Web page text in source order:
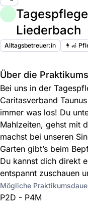
Liederbach
Alltagsbetreuer:in 👩‍🦽
Über die
Bei uns in der
Caritasverband
immer was los! Du
Mahlzeiten, gehst mit
machst bei unseren
Garten gibt’s beim
Du kannst dich direkt
entspannt zuschauen
Mögliche
P2D - P4M